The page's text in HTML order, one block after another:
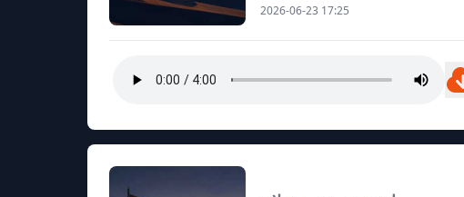
2026-06-23 17:25